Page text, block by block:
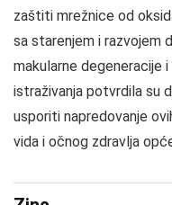
zaštiti mrežnice od
sa starenjem i razvojem
makularne degeneracije
istraživanja potvrdila su
usporiti napredovanje
vida i očnog zdravlja